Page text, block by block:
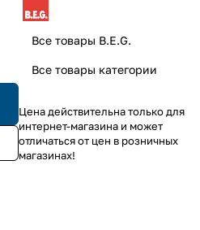
Все товары B.E.G.
Все товары категории
Цена действительна только для
интернет-магазина и может
отличаться от цен в розничных
магазинах!